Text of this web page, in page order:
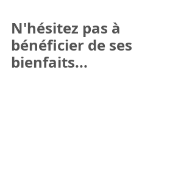
N'hésitez pas à
bénéficier de ses
bienfaits...